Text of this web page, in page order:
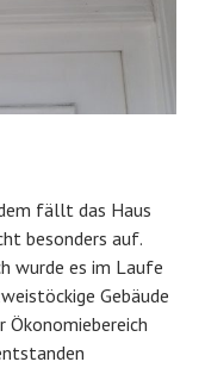
fällt das Haus
besonders auf.
wurde es im Laufe
Gebäude